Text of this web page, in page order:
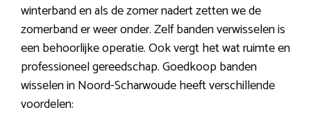
winterband en als de zomer nadert zetten we de
zomerband er weer onder. Zelf banden verwisselen is
een behoorlijke operatie. Ook vergt het wat ruimte en
professioneel gereedschap. Goedkoop banden
wisselen in Noord-Scharwoude heeft verschillende
voordelen: